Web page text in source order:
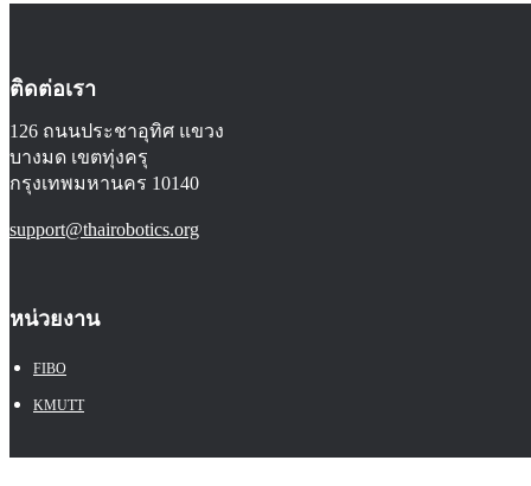
ติดต่อเรา
126 ถนนประชาอุทิศ แขวง
บางมด เขตทุ่งครุ
กรุงเทพมหานคร 10140
support@thairobotics.org
หน่วยงาน
FIBO
KMUTT